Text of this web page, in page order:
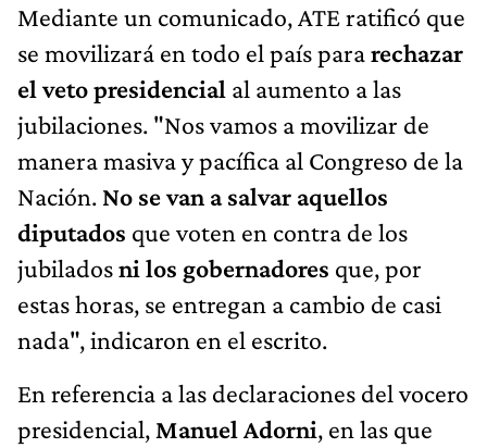
Mediante un comunicado, ATE ratificó que
se movilizará en todo el país pararechazar
el veto presidencial al aumento a las
jubilaciones. "Nos vamos a movilizar de
manera masiva y pacífica al Congreso de la
Nación. No se van a salvar aquellos
diputados que voten en contra de los
jubiladosni los gobernadores que, por
estas horas, se entregan a cambio de casi
nada", indicaron en el escrito.
En referencia a las declaraciones del vocero
presidencial, Manuel Adorni, en las que